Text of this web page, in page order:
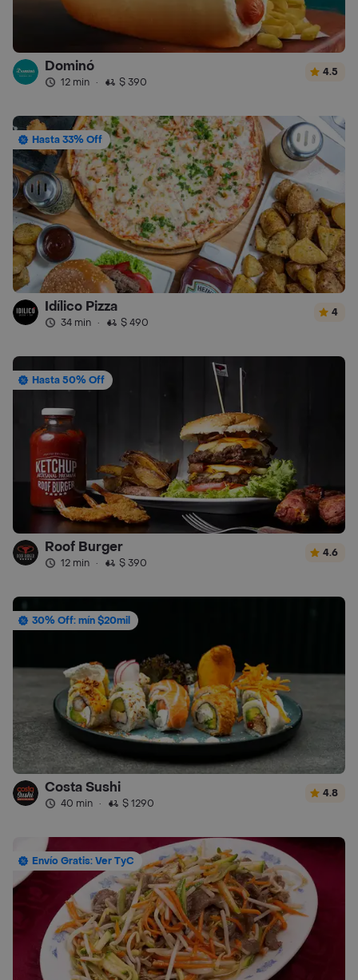
Dominó
12 min · $ 390
4.5
Hasta 33% Off
Idílico Pizza
34 min · $ 490
4
Hasta 50% Off
Roof Burger
12 min · $ 390
4.6
30% Off: mín $20mil
Costa Sushi
40 min · $ 1290
4.8
Envío Gratis: Ver TyC